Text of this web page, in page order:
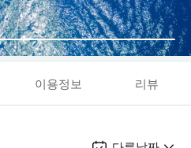
이용정보 리뷰